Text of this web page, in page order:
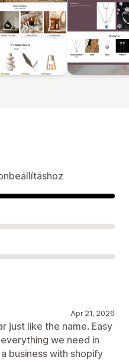
Apr 21, 2026
just like the name. Easy
we need in
business with shopify